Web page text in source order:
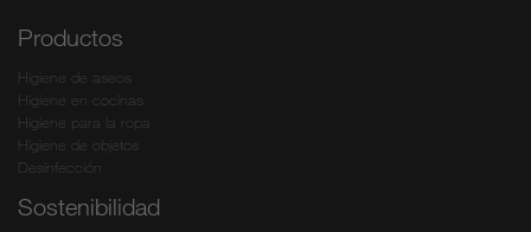
Productos
Higiene de aseos
Higiene en cocinas
Higiene para la ropa
Higiene de objetos
Desinfección
Sostenibilidad